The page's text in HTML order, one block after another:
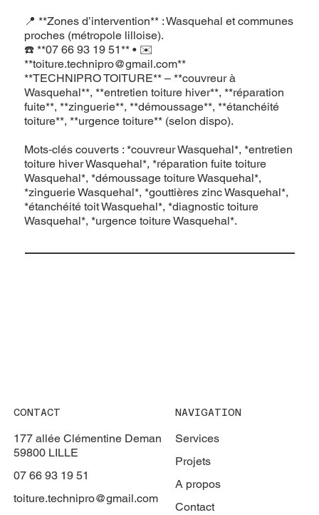
📍 **Zones d’intervention** : Wasquehal et communes
proches (métropole lilloise).
☎️ **07 66 93 19 51** • ✉️
**toiture.technipro@gmail.com**
**TECHNIPRO TOITURE** – **couvreur à
Wasquehal**, **entretien toiture hiver**, **réparation
fuite**, **zinguerie**, **démoussage**, **étanchéité
toiture**, **urgence toiture** (selon dispo).
Mots‑clés couverts : *couvreur Wasquehal*, *entretien
toiture hiver Wasquehal*, *réparation fuite toiture
Wasquehal*, *démoussage toiture Wasquehal*,
*zinguerie Wasquehal*, *gouttières zinc Wasquehal*,
*étanchéité toit Wasquehal*, *diagnostic toiture
Wasquehal*, *urgence toiture Wasquehal*.
CONTACT
177 allée Clémentine Deman
59800 LILLE
07 66 93 19 51
toiture.technipro@gmail.com
NAVIGATION
Services
Projets
A propos
Contact